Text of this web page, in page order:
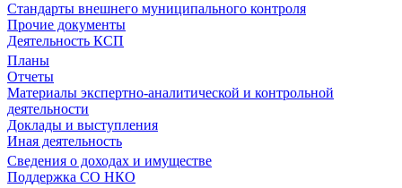
Стандарты внешнего муниципального контроля
Прочие документы
Деятельность КСП
Планы
Отчеты
Материалы экспертно-аналитической и контрольной
деятельности
Доклады и выступления
Иная деятельность
Сведения о доходах и имуществе
Поддержка СО НКО